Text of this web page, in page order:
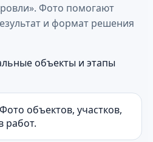
Фото помогают
и формат решения
объекты и этапы
Фото объектов, участков,
работ.